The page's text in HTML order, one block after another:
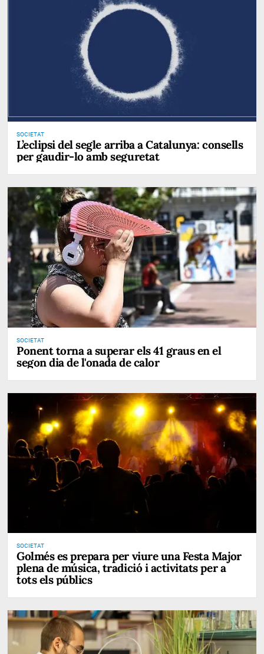
SOCIETAT
L’eclipsi del segle arriba a Catalunya: consells
per gaudir-lo amb seguretat
SOCIETAT
Ponent torna a superar els 41 graus en el
segon dia de l'onada de calor
SOCIETAT
Golmés es prepara per viure una Festa Major
plena de música, tradició i activitats per a
tots els públics